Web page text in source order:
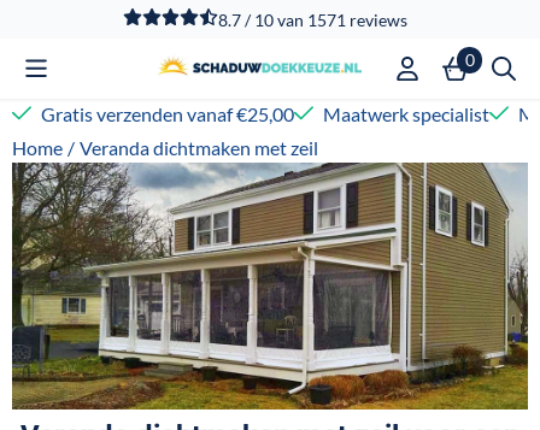
Cookievoorkeuren zijn beschikbaar. Kies instellingen of
8.7 / 10van 1571 reviews
0
Gratis verzenden vanaf €25,00 Maatwerk specialist
Home / Veranda dichtmaken met zeil